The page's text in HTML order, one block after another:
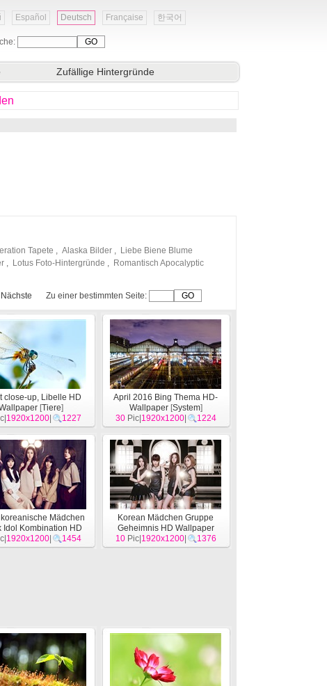
Español Deutsch Française 한국어
Zufällige Hintergründe
Tapete , Alaska Bilder , Liebe Biene Blume
, Lotus Foto-Hintergründe , Romantisch Apocalyptic
Nächste Zu einer bestimmten Seite:
close-up, Libelle HD
[Tiere]
1920x1200| 1227
April 2016 Bing Thema HD-
Wallpaper[System]
30Pic| 1920x1200| 1224
Mädchen
Idol Kombination HD
[Menschen]
1920x1200| 1454
Korean Mädchen Gruppe
Geheimnis HD Wallpaper
[Menschen
10Pic| 1920x1200| 1376